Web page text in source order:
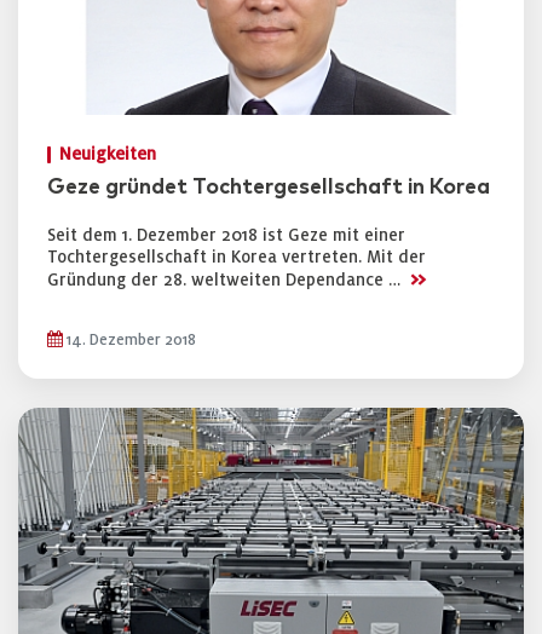
Neuigkeiten
Geze gründet Tochtergesellschaft in Korea
Seit dem 1. Dezember 2018 ist Geze mit einer
Tochtergesellschaft in Korea vertreten. Mit der
Gründung der 28. weltweiten Dependance … >>
14. Dezember 2018